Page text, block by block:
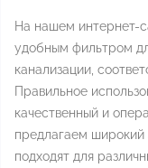
На нашем интернет-
удобным фильтром
канализации,
Правильное
качественный и
предлагаем широкий
подходят для